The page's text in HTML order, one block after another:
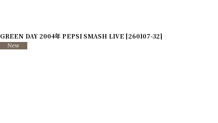
GREEN DAY 2004年 PEPSI SMASH LIVE [260107-32]